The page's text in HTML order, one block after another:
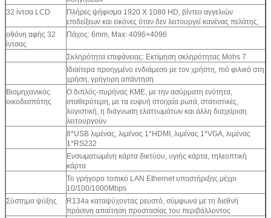
32 ίντσα LCD
Πλήρες ψήφισμα 1920 X 1080 HD, βίντεο αγγελιών
επιδείξεων και εικόνες όταν δεν λειτουργεί κανένας πελάτης,
οθόνη αφής 32
ίντσας
Πάχος: 6mm, Max: 4096×4096
Σκληρότητα επιφάνειας: Εκτίμηση σκληρότητας Mohs 7
Ιδιαίτερα προηγμένο ενδιάμεσο με τον χρήστη, πιό φιλικό στη
χρήση, γρήγορη απάντηση
Βιομηχανικός
οικοδεσπότης
Ο διπλός-πυρήνας ΚΜΕ, με την ασύρματη ενότητα,
σταθερότερη, με τα ευφυή στοιχεία ρωτά, στατιστικές,
λογιστική, η διάγνωση ελαττωμάτων και άλλη διαχείριση
λειτουργούν
8*USB λιμένας, λιμένας 1*HDMI, λιμένας 1*VGA, λιμένας
1*RS232
Ενσωματωμένη κάρτα δικτύου, υγιής κάρτα, τηλεοπτική
κάρτα
Το γρήγορο τοπικό LAN Ethernet υποστήριξης μέχρι
10/100/1000Mbps
Σύστημα ψύξης
R134a καταψύχοντας ρευστό, σύμφωνα με τη διεθνή
πράσινη απαίτηση προστασίας του περιβάλλοντος